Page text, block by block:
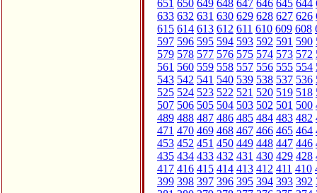
651 650 649 648 647 646 645 644
633 632 631 630 629 628 627 626
615 614 613 612 611 610 609 608
597 596 595 594 593 592 591 590
579 578 577 576 575 574 573 572
561 560 559 558 557 556 555 554
543 542 541 540 539 538 537 536
525 524 523 522 521 520 519 518
507 506 505 504 503 502 501 500
489 488 487 486 485 484 483 482
471 470 469 468 467 466 465 464
453 452 451 450 449 448 447 446
435 434 433 432 431 430 429 428
417 416 415 414 413 412 411 410
399 398 397 396 395 394 393 392